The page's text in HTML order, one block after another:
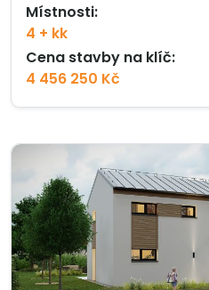
Místnosti:
4 + kk
Cena stavby na klíč:
4 456 250 Kč